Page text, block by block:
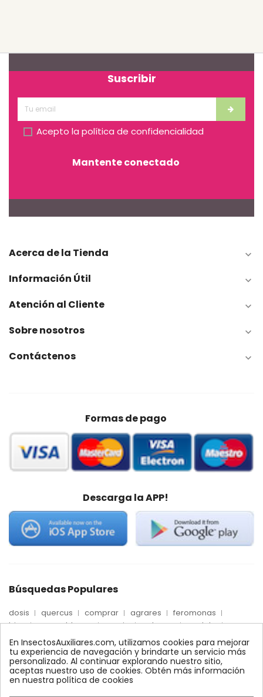
Suscribir
Acepto la política de confidencialidad
Mantente conectado
Acerca de la Tienda 
Información Útil 
Atención al Cliente 
Sobre nosotros 
Contáctenos 
Formas de pago
Descarga la APP!
Búsquedas Populares
dosis quercus comprar agrares
feromonas
trips
mosca blanca precio palmera
quelato
Econex
control amblyseius araña roja
max
nido encinas alcornoques
conector
xilemax
foresta monitoreo ynject
fertinyect
bioline
robles conectores
ecologico
control biologico
En InsectosAuxiliares.com, utilizamos cookies para mejorar
tu experiencia de navegación y brindarte un servicio más
personalizado. Al continuar explorando nuestro sitio,
aceptas nuestro uso de cookies. Obtén más información
en nuestra política de cookies